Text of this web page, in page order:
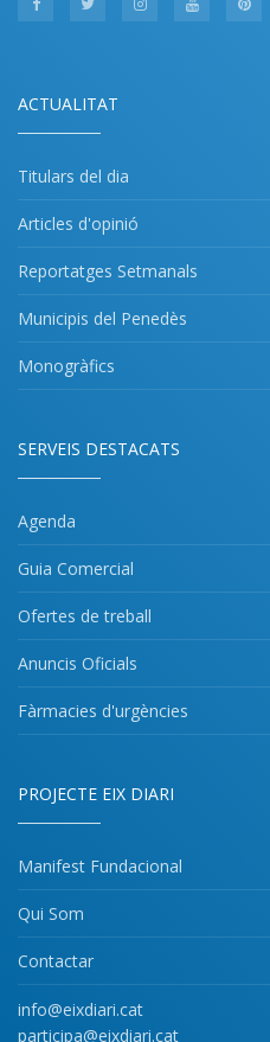
ACTUALITAT
Titulars del dia
Articles d'opinió
Reportatges Setmanals
Municipis del Penedès
Monogràfics
SERVEIS DESTACATS
Agenda
Guia Comercial
Ofertes de treball
Anuncis Oficials
Fàrmacies d'urgències
PROJECTE EIX DIARI
Manifest Fundacional
Qui Som
Contactar
info@eixdiari.cat
participa@eixdiari.cat